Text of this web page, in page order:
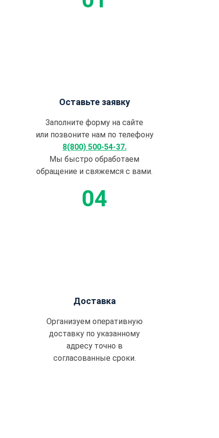
Оставьте заявку
Заполните форму на сайте
или позвоните нам по телефону
8(800) 500-54-37.
Мы быстро обработаем
обращение и свяжемся с вами.
Доставка
Организуем оперативную
доставку по указанному
адресу точно в
согласованные сроки.